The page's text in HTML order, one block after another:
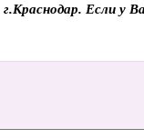
Если у